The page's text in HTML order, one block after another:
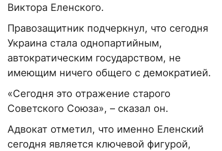
Виктора Еленского.
Правозащитник подчеркнул, что сегодня
Украина стала однопартийным,
автократическим государством, не
имеющим ничего общего с демократией.
«Сегодня это отражение старого
Советского Союза», – сказал он.
Адвокат отметил, что именно Еленский
сегодня является ключевой фигурой,